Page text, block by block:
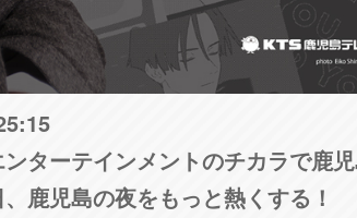
ターテインメントのチカラで鹿
鹿児島の夜をもっと熱くする！